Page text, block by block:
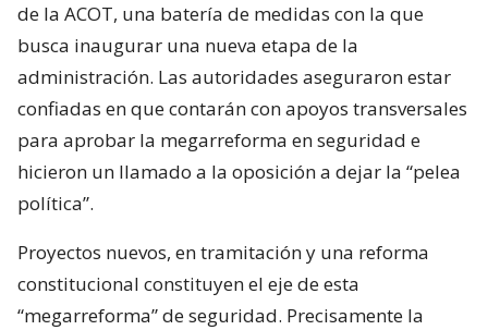
de la ACOT, una batería de medidas con la que
busca inaugurar una nueva etapa de la
administración. Las autoridades aseguraron estar
confiadas en que contarán con apoyos transversales
para aprobar la megarreforma en seguridad e
hicieron un llamado a la oposición a dejar la “pelea
política”.
Proyectos nuevos, en tramitación y una reforma
constitucional constituyen el eje de esta
“megarreforma” de seguridad. Precisamente la